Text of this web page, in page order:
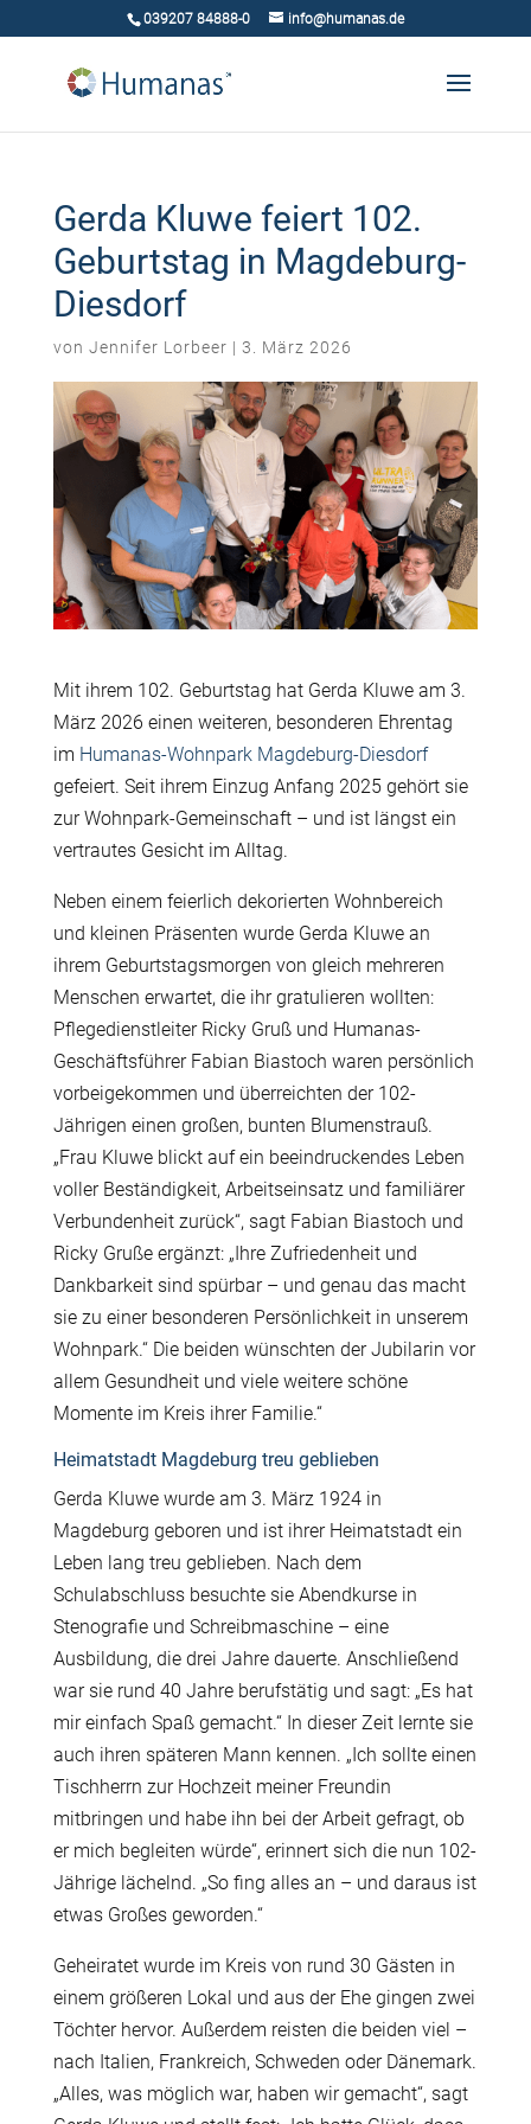
039207 84888-0 info@humanas.de
Gerda Kluwe feiert 102.
Geburtstag in Magdeburg-
Diesdorf
von Jennifer Lorbeer | 3. März 2026
Mit ihrem 102. Geburtstag hat Gerda Kluwe am 3.
März 2026 einen weiteren, besonderen Ehrentag
im Humanas-Wohnpark Magdeburg-Diesdorf
gefeiert. Seit ihrem Einzug Anfang 2025 gehört sie
zur Wohnpark-Gemeinschaft – und ist längst ein
vertrautes Gesicht im Alltag.
Neben einem feierlich dekorierten Wohnbereich
und kleinen Präsenten wurde Gerda Kluwe an
ihrem Geburtstagsmorgen von gleich mehreren
Menschen erwartet, die ihr gratulieren wollten:
Pflegedienstleiter Ricky Gruß und Humanas-
Geschäftsführer Fabian Biastoch waren persönlich
vorbeigekommen und überreichten der 102-
Jährigen einen großen, bunten Blumenstrauß.
„Frau Kluwe blickt auf ein beeindruckendes Leben
voller Beständigkeit, Arbeitseinsatz und familiärer
Verbundenheit zurück“, sagt Fabian Biastoch und
Ricky Gruße ergänzt: „Ihre Zufriedenheit und
Dankbarkeit sind spürbar – und genau das macht
sie zu einer besonderen Persönlichkeit in unserem
Wohnpark.“ Die beiden wünschten der Jubilarin vor
allem Gesundheit und viele weitere schöne
Momente im Kreis ihrer Familie.“
Heimatstadt Magdeburg treu geblieben
Gerda Kluwe wurde am 3. März 1924 in
Magdeburg geboren und ist ihrer Heimatstadt ein
Leben lang treu geblieben. Nach dem
Schulabschluss besuchte sie Abendkurse in
Stenografie und Schreibmaschine – eine
Ausbildung, die drei Jahre dauerte. Anschließend
war sie rund 40 Jahre berufstätig und sagt: „Es hat
mir einfach Spaß gemacht.“ In dieser Zeit lernte sie
auch ihren späteren Mann kennen. „Ich sollte einen
Tischherrn zur Hochzeit meiner Freundin
mitbringen und habe ihn bei der Arbeit gefragt, ob
er mich begleiten würde“, erinnert sich die nun 102-
Jährige lächelnd. „So fing alles an – und daraus ist
etwas Großes geworden.“
Geheiratet wurde im Kreis von rund 30 Gästen in
einem größeren Lokal und aus der Ehe gingen zwei
Töchter hervor. Außerdem reisten die beiden viel –
nach Italien, Frankreich, Schweden oder Dänemark.
„Alles, was möglich war, haben wir gemacht“, sagt